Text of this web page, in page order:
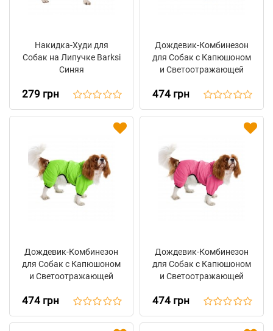
Накидка-Худи для
Собак на Липучке Barksi
Синяя
279 грн
Дождевик-Комбинезон
для Собак с Капюшоном
и Светоотражающей
Черный
474 грн
Дождевик-Комбинезон
для Собак с Капюшоном
и Светоотражающей
Салатовый
474 грн
Дождевик-Комбинезон
для Собак с Капюшоном
и Светоотражающей
Розовый
474 грн